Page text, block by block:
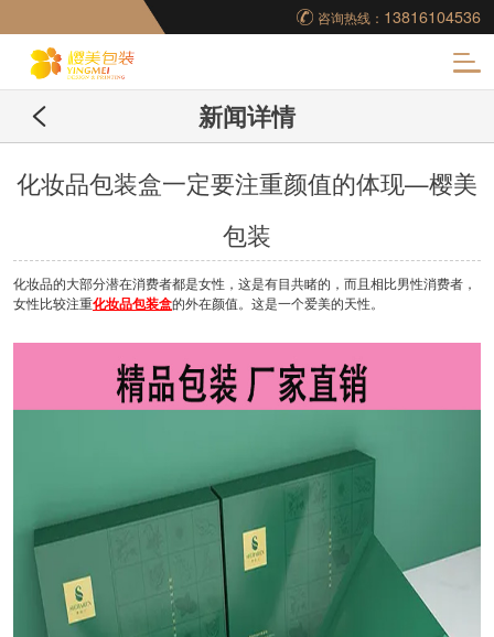
咨询热线： 13816104536
妆品包装盒工厂,高档
包装盒定制,创意包装
新闻详情
化妆品包装盒一定要注重颜值的体现—樱美
包装
化妆品的大部分潜在消费者都是女性，这是有目共睹的，而且相比男性消费者，
女性比较注重化妆品包装盒的外在颜值。这是一个爱美的天性。